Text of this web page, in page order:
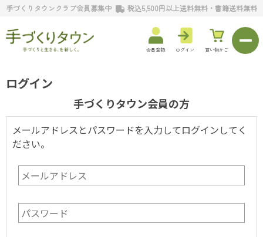
手づくりタウンクラブ会員募集中 税込5,500円以上送料無料・書籍送料無料
会員登録 ログイン 買い物かご
ログイン
手づくりタウン会員の方
メールアドレスとパスワードを入力してログインしてく
ださい。